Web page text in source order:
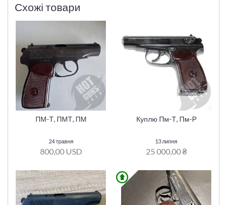
Схожі товари
ПМ-Т, ПМТ, ПМ
24 травня
800,00 USD
Куплю Пм-Т, Пм-Р
13 липня
25 000,00 ₴